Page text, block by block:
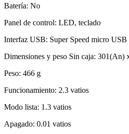
Batería: No
Panel de control: LED, teclado
Interfaz USB: Super Speed micro
Dimensiones y peso Sin caja:
Peso: 466 g
Funcionamiento: 2.3 vatios
Modo lista: 1.3 vatios
Apagado: 0.01 vatios